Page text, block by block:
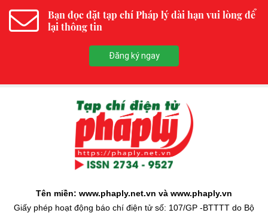
Bạn đọc đặt tạp chí Pháp lý dài hạn vui lòng để
lại thông tin
Đăng ký ngay
Tên miền: www.phaply.net.vn và www.phaply.vn
Giấy phép hoạt động báo chí điện tử số: 107/GP -BTTTT do Bộ